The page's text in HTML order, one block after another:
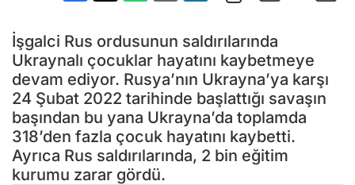
İşgalci Rus ordusunun saldırılarında
Ukraynalı çocuklar hayatını kaybetmeye
devam ediyor. Rusya’nın Ukrayna’ya karşı
24 Şubat 2022 tarihinde başlattığı savaşın
başından bu yana Ukrayna’da toplamda
318’den fazla çocuk hayatını kaybetti.
Ayrıca Rus saldırılarında, 2 bin eğitim
kurumu zarar gördü.